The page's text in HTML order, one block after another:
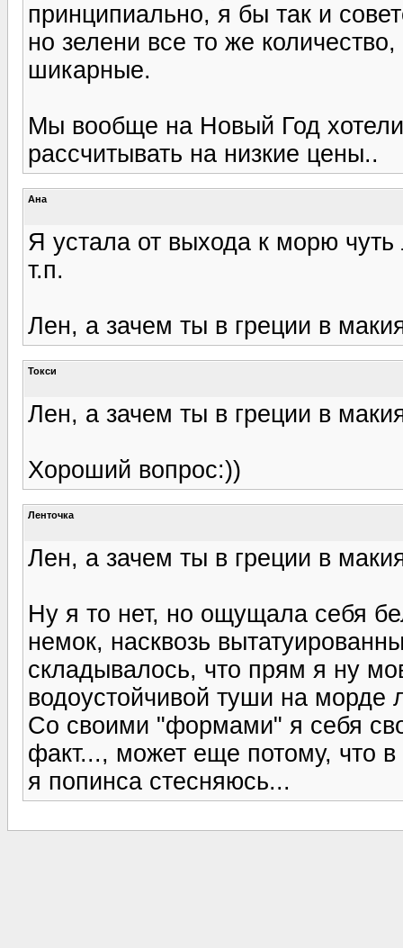
принципиально, я бы так и
но зелени все то же
шикарные.
Мы вообще на Новый Год
рассчитывать на низкие цены..
Ана
Я устала от выхода к морю
т.п.
Лен, а зачем ты в греции в
Токси
Лен, а зачем ты в греции в
Хороший вопрос:))
Ленточка
Лен, а зачем ты в греции в
Ну я то нет, но ощущала себя
немок, насквозь
складывалось, что прям я ну
водоустойчивой туши на морде
Со своими "формами" я себя
факт..., может еще потому, что
я попинса стесняюсь...